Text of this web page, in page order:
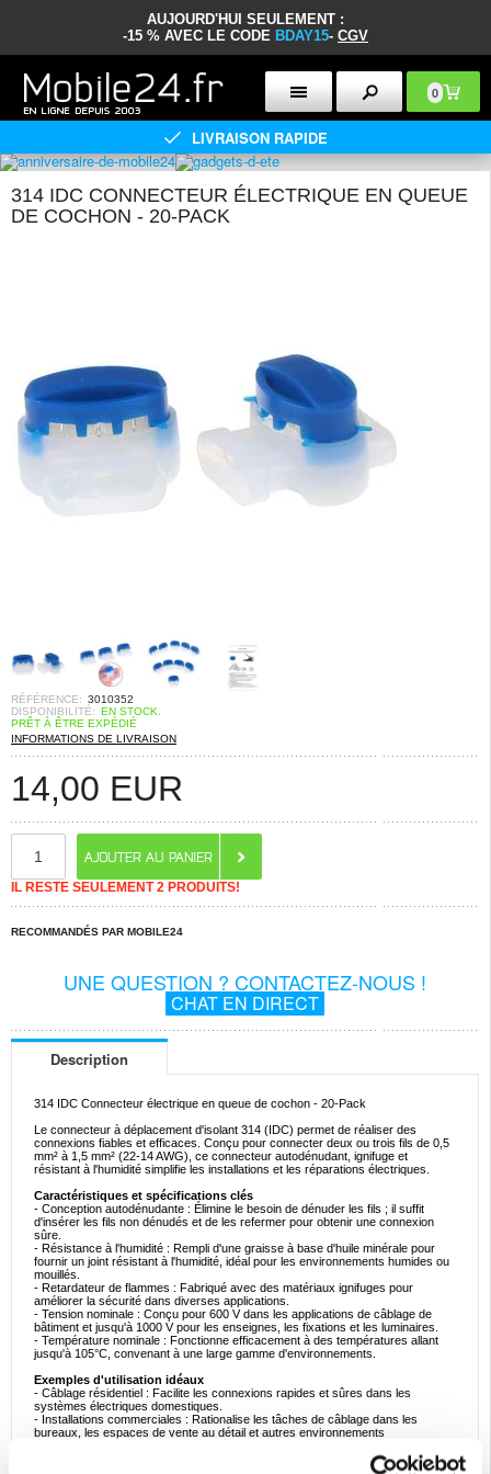
AUJOURD'HUI SEULEMENT :
-15 % AVEC LE CODE BDAY15- CGV
0
LIVRAISON RAPIDE
314 IDC CONNECTEUR ÉLECTRIQUE EN QUEUE
DE COCHON - 20-PACK
RÉFÉRENCE: 3010352
DISPONIBILITÉ: EN STOCK.
PRÊT À ÊTRE EXPÉDIÉ
INFORMATIONS DE LIVRAISON
14,00 EUR
IL RESTE SEULEMENT 2 PRODUITS!
RECOMMANDÉS PAR MOBILE24
UNE QUESTION ? CONTACTEZ-NOUS !
CHAT EN DIRECT
Description
314 IDC Connecteur électrique en queue de cochon - 20-Pack
Le connecteur à déplacement d'isolant 314 (IDC) permet de réaliser des
connexions fiables et efficaces. Conçu pour connecter deux ou trois fils de 0,5
mm² à 1,5 mm² (22-14 AWG), ce connecteur autodénudant, ignifuge et
résistant à l'humidité simplifie les installations et les réparations électriques.
Caractéristiques et spécifications clés
- Conception autodénudante : Élimine le besoin de dénuder les fils ; il suffit
d'insérer les fils non dénudés et de les refermer pour obtenir une connexion
sûre.
- Résistance à l'humidité : Rempli d'une graisse à base d'huile minérale pour
fournir un joint résistant à l'humidité, idéal pour les environnements humides ou
mouillés.
- Retardateur de flammes : Fabriqué avec des matériaux ignifuges pour
améliorer la sécurité dans diverses applications.
- Tension nominale : Conçu pour 600 V dans les applications de câblage de
bâtiment et jusqu'à 1000 V pour les enseignes, les fixations et les luminaires.
- Température nominale : Fonctionne efficacement à des températures allant
jusqu'à 105°C, convenant à une large gamme d'environnements.
Exemples d'utilisation idéaux
- Câblage résidentiel : Facilite les connexions rapides et sûres dans les
systèmes électriques domestiques.
- Installations commerciales : Rationalise les tâches de câblage dans les
bureaux, les espaces de vente au détail et autres environnements
- Éclairage extérieur : Fournit des connexions fiables pour les appareils